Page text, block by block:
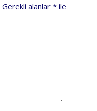
Gerekli alanlar * ile